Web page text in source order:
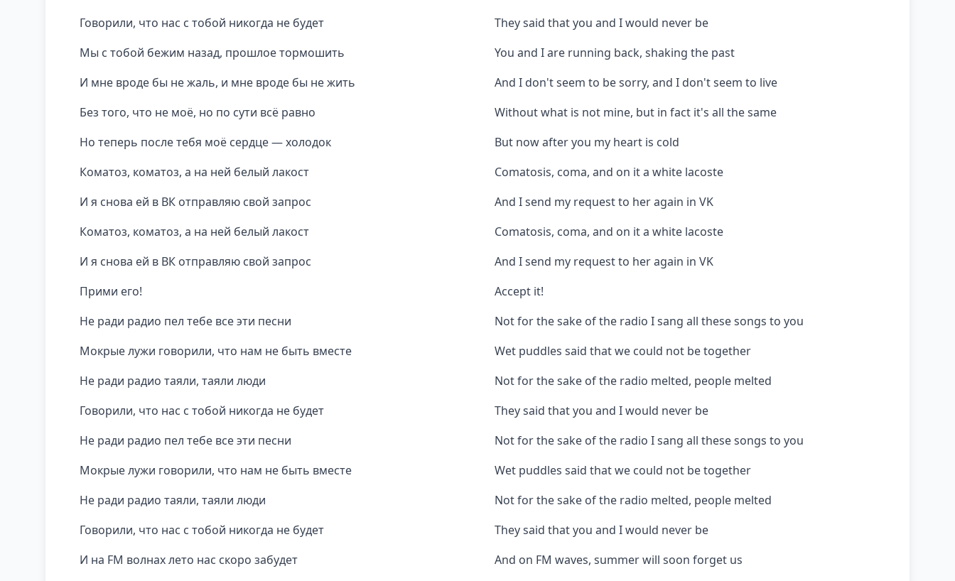
Говорили, что нас с тобой никогда не будет
Мы с тобой бежим назад, прошлое тормошить
И мне вроде бы не жаль, и мне вроде бы не жить
Без того, что не моё, но по сути всё равно
Но теперь после тебя моё сердце — холодок
Коматоз, коматоз, а на ней белый лакост
И я снова ей в ВК отправляю свой запрос
Коматоз, коматоз, а на ней белый лакост
И я снова ей в ВК отправляю свой запрос
Прими его!
Не ради радио пел тебе все эти песни
Мокрые лужи говорили, что нам не быть вместе
Не ради радио таяли, таяли люди
Говорили, что нас с тобой никогда не будет
Не ради радио пел тебе все эти песни
Мокрые лужи говорили, что нам не быть вместе
Не ради радио таяли, таяли люди
Говорили, что нас с тобой никогда не будет
И на FM волнах лето нас скоро забудет
They said that you and I would never be
You and I are running back, shaking the past
And I don't seem to be sorry, and I don't seem to live
Without what is not mine, but in fact it's all the same
But now after you my heart is cold
Comatosis, coma, and on it a white lacoste
And I send my request to her again in VK
Comatosis, coma, and on it a white lacoste
And I send my request to her again in VK
Accept it!
Not for the sake of the radio I sang all these songs to you
Wet puddles said that we could not be together
Not for the sake of the radio melted, people melted
They said that you and I would never be
Not for the sake of the radio I sang all these songs to you
Wet puddles said that we could not be together
Not for the sake of the radio melted, people melted
They said that you and I would never be
And on FM waves, summer will soon forget us